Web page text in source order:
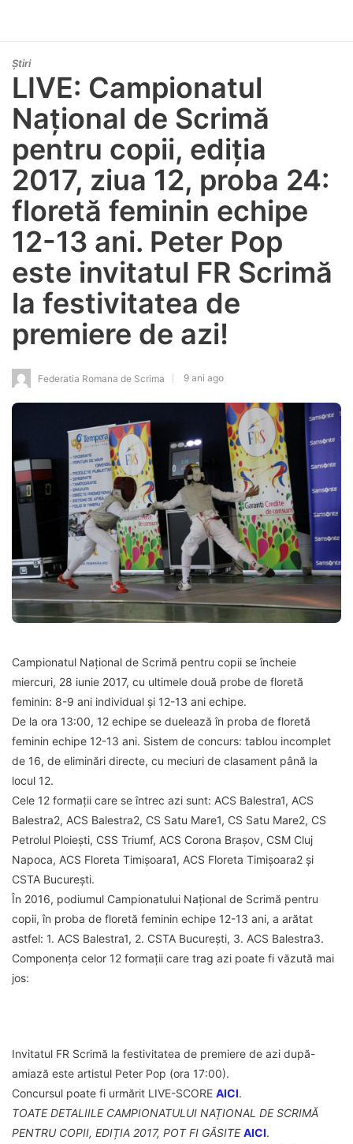
Știri
LIVE: Campionatul
Național de Scrimă
pentru copii, ediția
2017, ziua 12, proba 24:
floretă feminin echipe
12-13 ani. Peter Pop
este invitatul FR Scrimă
la festivitatea de
premiere de azi!
Federatia Romana de Scrima 9 ani ago
Campionatul Național de Scrimă pentru copii se încheie
miercuri, 28 iunie 2017, cu ultimele două probe de floretă
feminin: 8-9 ani individual și 12-13 ani echipe.
De la ora 13:00, 12 echipe se duelează în proba de floretă
feminin echipe 12-13 ani. Sistem de concurs: tablou incomplet
de 16, de eliminări directe, cu meciuri de clasament până la
locul 12.
Cele 12 formații care se întrec azi sunt: ACS Balestra1, ACS
Balestra2, ACS Balestra2, CS Satu Mare1, CS Satu Mare2, CS
Petrolul Ploiești, CSS Triumf, ACS Corona Brașov, CSM Cluj
Napoca, ACS Floreta Timișoara1, ACS Floreta Timișoara2 și
CSTA București.
În 2016, podiumul Campionatului Național de Scrimă pentru
copii, în proba de floretă feminin echipe 12-13 ani, a arătat
astfel: 1. ACS Balestra1, 2. CSTA București, 3. ACS Balestra3.
Componența celor 12 formații care trag azi poate fi văzută mai
jos:
Invitatul FR Scrimă la festivitatea de premiere de azi după-
amiază este artistul Peter Pop (ora 17:00).
Concursul poate fi urmărit LIVE-SCORE AICI.
TOATE DETALIILE CAMPIONATULUI NAȚIONAL DE SCRIMĂ
PENTRU COPII, EDIȚIA 2017, POT FI GĂSITE AICI.